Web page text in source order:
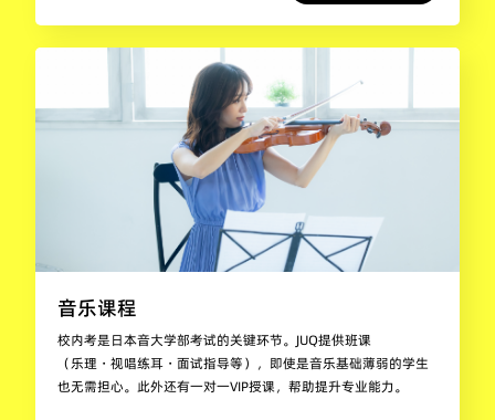
音乐课程
校内考是日本音大学部考试的关键环节。JUQ提供班课
（乐理・视唱练耳・面试指导等），即使是音乐基础薄弱的学生
也无需担心。此外还有一对一VIP授课，帮助提升专业能力。